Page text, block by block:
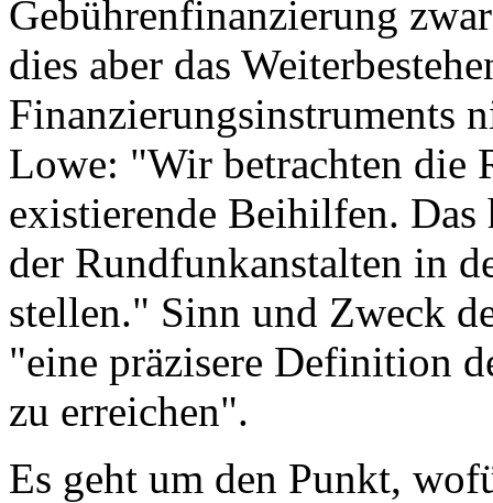
Gebührenfinanzierung
dies aber das
Finanzierungsinstruments
Lowe: "Wir betrachten die
existierende Beihilfen.
der Rundfunkanstalten in
stellen." Sinn und Zweck
"eine präzisere Definition
zu erreichen".
Es geht um den Punkt,